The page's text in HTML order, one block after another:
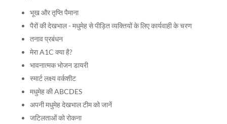
भूख और तृप्ति पैमाना
पैरों की देखभाल - मधुमेह से पीड़ित व्यक्तियों के लिए कार्यवाही के चरण
तनाव प्रबंधन
मेरा A1C क्या है?
भावनात्मक भोजन डायरी
स्मार्ट लक्ष्य वर्कशीट
मधुमेह की ABCDES
अपनी मधुमेह देखभाल टीम को जानें
जटिलताओं को रोकना